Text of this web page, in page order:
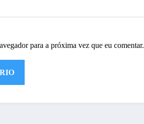
para a próxima vez que eu comentar.